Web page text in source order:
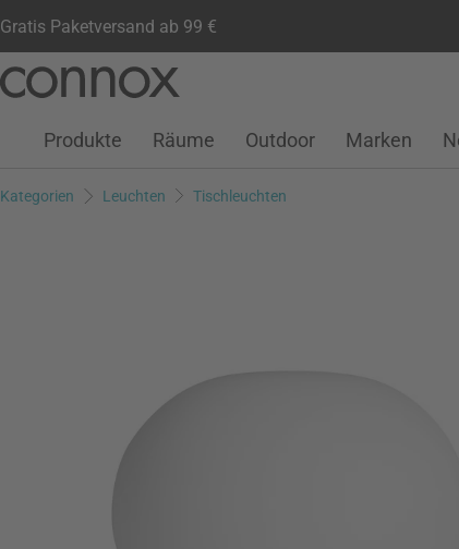
Gratis Paketversand ab 99 €
Seiteninhalt
Suchfeld
Kundenkonto
Wunschliste
Warenkorb
Produkte Räume Outdoor Marken
Kategorien Leuchten Tischleuchten